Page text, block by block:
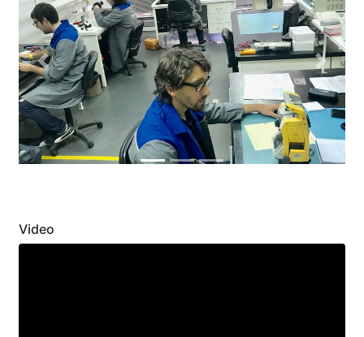
Previous Next
Video